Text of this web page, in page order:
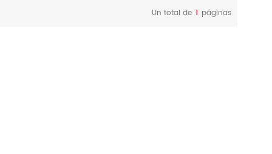
Un total de 1 páginas